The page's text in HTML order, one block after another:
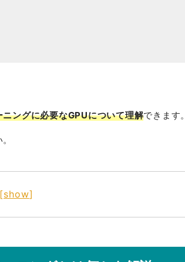
ニングに必要なGPUについて理解できます。
[show]